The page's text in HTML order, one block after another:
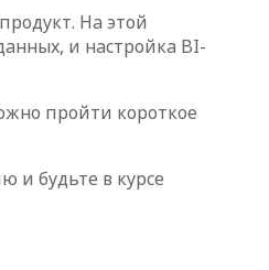
На этой
и настройка BI-
пройти короткое
будьте в курсе